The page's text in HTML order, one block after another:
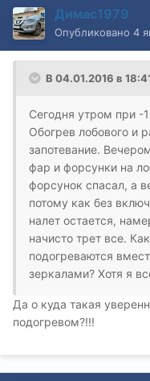
Димас1979
Опубликовано 4
В 04.01.2016 в
Сегодня утром при -
Обогрев лобового и
запотевание.
фар и форсунки на
форсунок спасал, а
потому как без
налет остается,
начисто трет все.
подогреваются
зеркалами? Хотя я
Да о куда такая
подогревом?!!!